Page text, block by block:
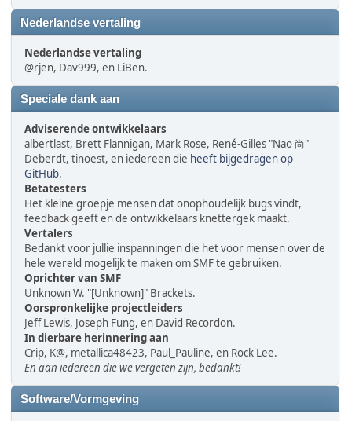
Nederlandse vertaling
Nederlandse vertaling
@rjen, Dav999, en LiBen.
Speciale dank aan
Adviserende ontwikkelaars
albertlast, Brett Flannigan, Mark Rose, René-Gilles "Nao 尚"
Deberdt, tinoest, en iedereen die heeft bijgedragen op
GitHub.
Betatesters
Het kleine groepje mensen dat onophoudelijk bugs vindt,
feedback geeft en de ontwikkelaars knettergek maakt.
Vertalers
Bedankt voor jullie inspanningen die het voor mensen over de
hele wereld mogelijk te maken om SMF te gebruiken.
Oprichter van SMF
Unknown W. "[Unknown]" Brackets.
Oorspronkelijke projectleiders
Jeff Lewis, Joseph Fung, en David Recordon.
In dierbare herinnering aan
Crip, K@, metallica48423, Paul_Pauline, en Rock Lee.
En aan iedereen die we vergeten zijn, bedankt!
Software/Vormgeving